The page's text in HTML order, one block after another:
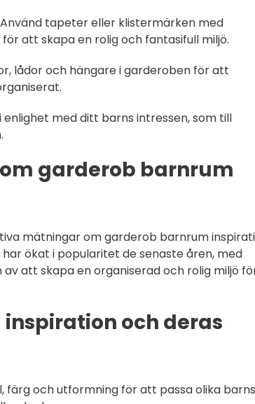
tapeter eller klistermärken med
att skapa en rolig och fantasifull miljö.
lådor och hängare i garderoben för att
med ditt barns intressen, som till
garderob barnrum
mätningar om garderob barnrum
ökat i popularitet de senaste åren, med
att skapa en organiserad och rolig miljö
och deras
färg och utformning för att passa olika barns